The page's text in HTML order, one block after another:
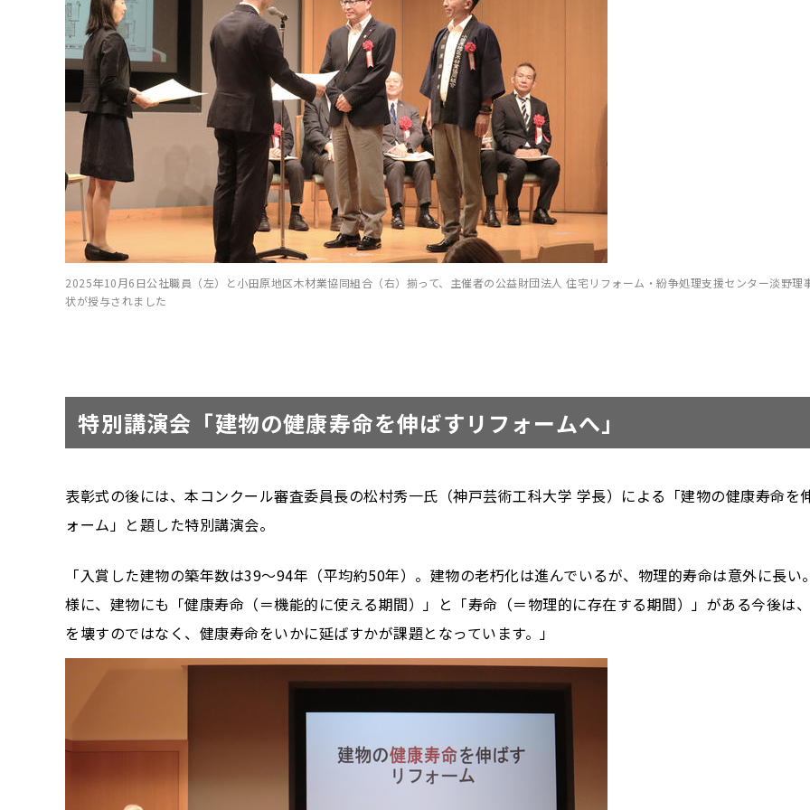
2025年10月6日公社職員（左）と小田原地区木材業協同組合（右）揃って、主催者の公益財団法人 住宅リフォーム・紛争処理支援センター淡野理
状が授与されました
特別講演会「建物の健康寿命を伸ばすリフォームへ」
表彰式の後には、本コンクール審査委員長の松村秀一氏（神戸芸術工科大学 学長）による「建物の健康寿命を
ォーム」と題した特別講演会。
「入賞した建物の築年数は39〜94年（平均約50年）。建物の老朽化は進んでいるが、物理的寿命は意外に長い
様に、建物にも「健康寿命（＝機能的に使える期間）」と「寿命（＝物理的に存在する期間）」がある今後は
を壊すのではなく、健康寿命をいかに延ばすかが課題となっています。」